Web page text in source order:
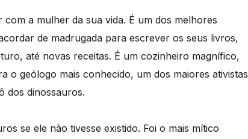
a mulher da sua vida. É um dos melhores
de madrugada para escrever os seus livros,
até novas receitas. É um cozinheiro magnífico,
o geólogo mais conhecido, um dos maiores ativistas
dos dinossauros.
se ele não tivesse existido. Foi o mais mítico